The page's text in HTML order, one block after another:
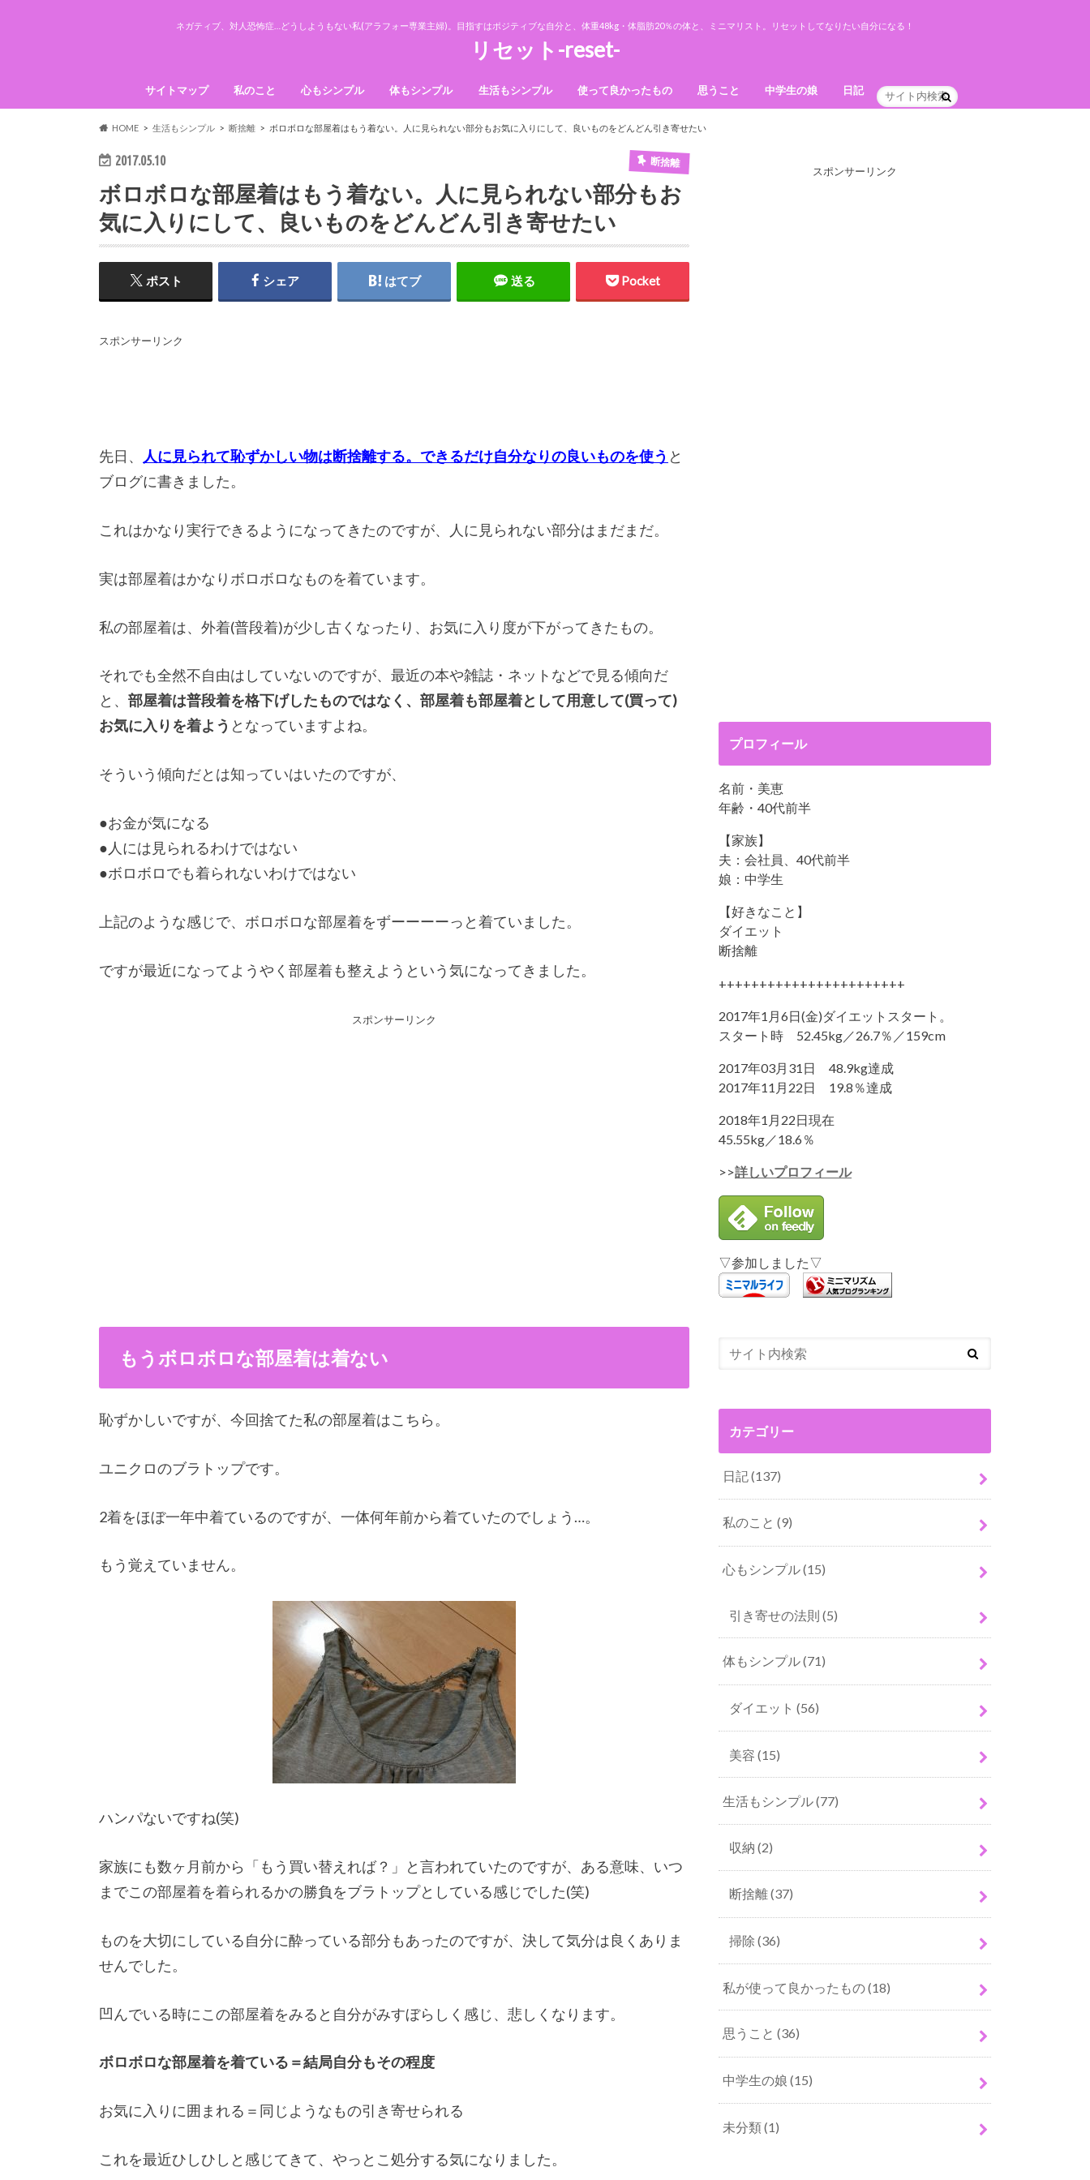
ネガティブ、対人恐怖症…どうしようもない私(アラフォー専業主婦)。目指すはポジティブな自分と、体重48kg・体脂肪20％の体と、ミニマリスト。リセットしてなりたい自分になる！
リセット-reset-
サイトマップ 私のこと 心もシンプル 体もシンプル 生活もシンプル 使って良かったもの 思うこと 中学生の娘 日記
HOME 生活もシンプル 断捨離 ボロボロな部屋着はもう着ない。人に見られない部分もお気に入りにして、良いものをどんどん引き寄せたい
2017.05.10 断捨離
ボロボロな部屋着はもう着ない。人に見られない部分もお
気に入りにして、良いものをどんどん引き寄せたい
ポスト シェア はてブ 送る Pocket
スポンサーリンク
先日、 人に見られて恥ずかしい物は断捨離する。できるだけ自分なりの良いものを使う と
ブログに書きました。
これはかなり実行できるようになってきたのですが、人に見られない部分はまだまだ。
実は部屋着はかなりボロボロなものを着ています。
私の部屋着は、外着(普段着)が少し古くなったり、お気に入り度が下がってきたもの。
それでも全然不自由はしていないのですが、最近の本や雑誌・ネットなどで見る傾向だ
と、 部屋着は普段着を格下げしたものではなく、部屋着も部屋着として用意して(買って)
お気に入りを着よう となっていますよね。
そういう傾向だとは知っていはいたのですが、
●お金が気になる
●人には見られるわけではない
●ボロボロでも着られないわけではない
上記のような感じで、ボロボロな部屋着をずーーーーっと着ていました。
ですが最近になってようやく部屋着も整えようという気になってきました。
スポンサーリンク
もうボロボロな部屋着は着ない
恥ずかしいですが、今回捨てた私の部屋着はこちら。
ユニクロのブラトップです。
2着をほぼ一年中着ているのですが、一体何年前から着ていたのでしょう…。
もう覚えていません。
ハンパないですね(笑)
家族にも数ヶ月前から「もう買い替えれば？」と言われていたのですが、ある意味、いつ
までこの部屋着を着られるかの勝負をブラトップとしている感じでした(笑)
ものを大切にしている自分に酔っている部分もあったのですが、決して気分は良くありま
せんでした。
凹んでいる時にこの部屋着をみると自分がみすぼらしく感じ、悲しくなります。
ボロボロな部屋着を着ている＝結局自分もその程度
お気に入りに囲まれる＝同じようなもの引き寄せられる
これを最近ひしひしと感じてきて、やっとこ処分する気になりました。
スポンサーリンク
プロフィール
名前・美恵
年齢・40代前半
【家族】
夫：会社員、40代前半
娘：中学生
【好きなこと】
ダイエット
断捨離
+++++++++++++++++++++++
2017年1月6日(金)ダイエットスタート。
スタート時 52.45kg／26.7％／159cm
2017年03月31日 48.9kg達成
2017年11月22日 19.8％達成
2018年1月22日現在
45.55kg／18.6％
>>詳しいプロフィール
▽参加しました▽
カテゴリー
日記(137)
私のこと (9)
心もシンプル(15)
引き寄せの法則 (5)
体もシンプル(71)
ダイエット (56)
美容 (15)
生活もシンプル(77)
収納 (2)
断捨離(37)
掃除 (36)
私が使って良かったもの(18)
思うこと (36)
中学生の娘 (15)
未分類(1)